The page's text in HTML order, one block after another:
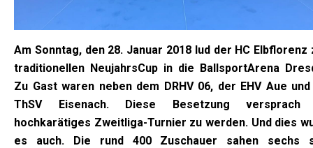
Am Sonntag, den 28. Januar 2018 lud der HC Elbflorenz
traditionellen NeujahrsCup in die BallsportArena
Zu Gast waren neben dem DRHV 06, der EHV Aue
ThSV Eisenach. Diese Besetzung versprach
hochkarätiges Zweitliga-Turnier zu werden. Und dies
es auch. Die rund 400 Zuschauer sahen sechs